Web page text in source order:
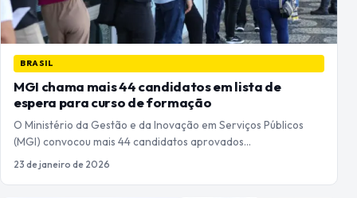
BRASIL
MGI chama mais 44 candidatos em lista de
espera para curso de formação
O Ministério da Gestão e da Inovação em Serviços Públicos
(MGI) convocou mais 44 candidatos aprovados…
23 de janeiro de 2026